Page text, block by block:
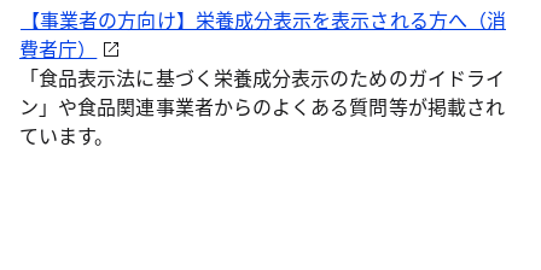
【事業者の方向け】栄養成分表示を表示される方へ（消
費者庁）
「食品表示法に基づく栄養成分表示のためのガイドライ
ン」や食品関連事業者からのよくある質問等が掲載され
ています。